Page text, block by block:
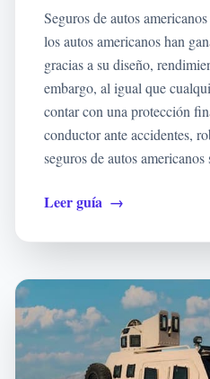
Seguros de autos
los autos americanos han
gracias a su diseño,
embargo, al igual que
contar con una protección
conductor ante accidentes,
seguros de autos
Leer guía →